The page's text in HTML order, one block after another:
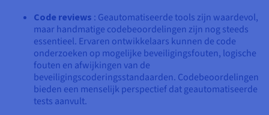
Code reviews : Geautomatiseerde tools zijn waardevol,
maar handmatige codebeoordelingen zijn nog steeds
essentieel. Ervaren ontwikkelaars kunnen de code
onderzoeken op mogelijke beveiligingsfouten, logische
fouten en afwijkingen van de
beveiligingscoderingsstandaarden. Codebeoordelingen
bieden een menselijk perspectief dat geautomatiseerde
tests aanvult.